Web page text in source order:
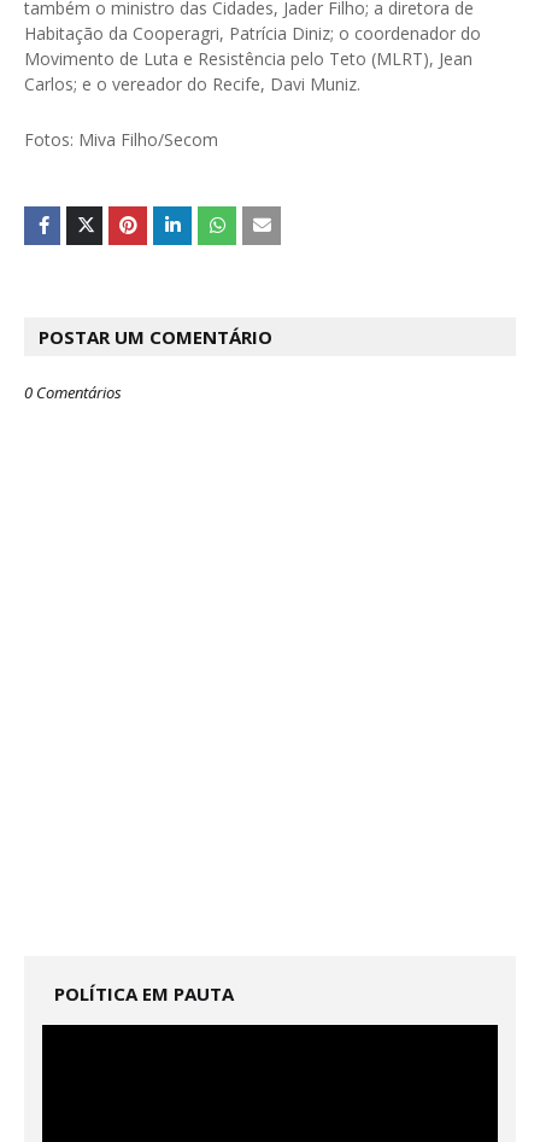
também o ministro das Cidades, Jader Filho; a diretora de
Habitação da Cooperagri, Patrícia Diniz; o coordenador do
Movimento de Luta e Resistência pelo Teto (MLRT), Jean
Carlos; e o vereador do Recife, Davi Muniz.
Fotos: Miva Filho/Secom
POSTAR UM COMENTÁRIO
0 Comentários
POLÍTICA EM PAUTA